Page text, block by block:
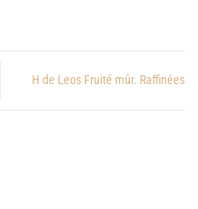
H de Leos Fruité mûr. Raffinées